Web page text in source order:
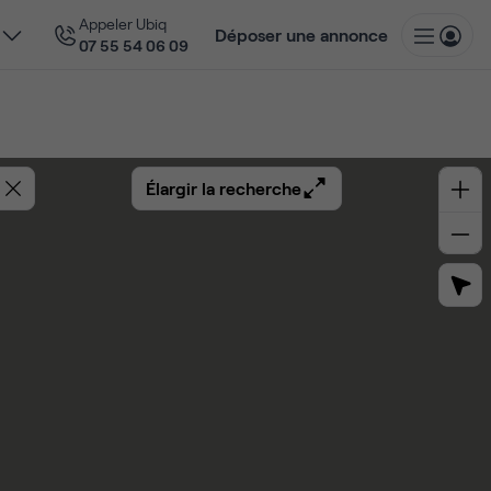
Appeler Ubiq
07 55 54 06 09
Déposer une annonce
Élargir la recherche